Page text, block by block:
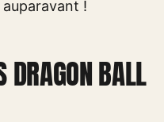
!
DRAGON BALL